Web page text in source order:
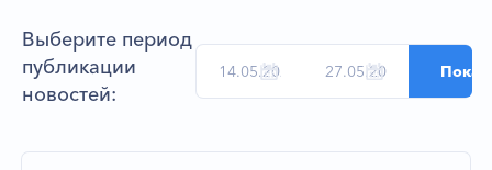
Выберите период
публикации
новостей: